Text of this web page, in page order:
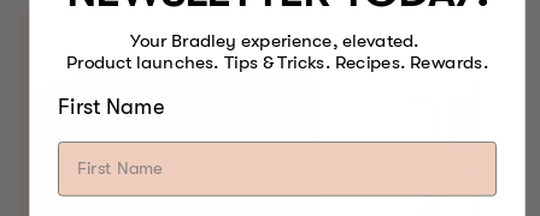
Your Bradley experience, elevated.
Product launches. Tips & Tricks. Recipes. Rewards.
First Name